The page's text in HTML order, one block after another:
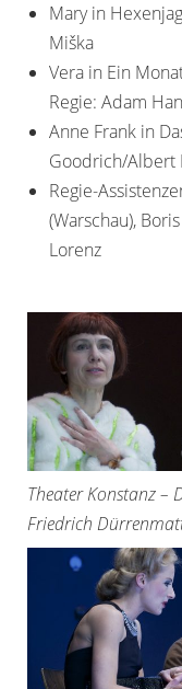
Mary in
Miška
Vera in Ein
Regie: Adam
Anne Frank in
Goodrich/Albert
Regie-
(Warschau),
Lorenz
Theater Konstanz –
Friedrich